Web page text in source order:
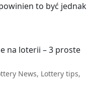
to być jednak
na loterii – 3 proste
News, Lottery tips,